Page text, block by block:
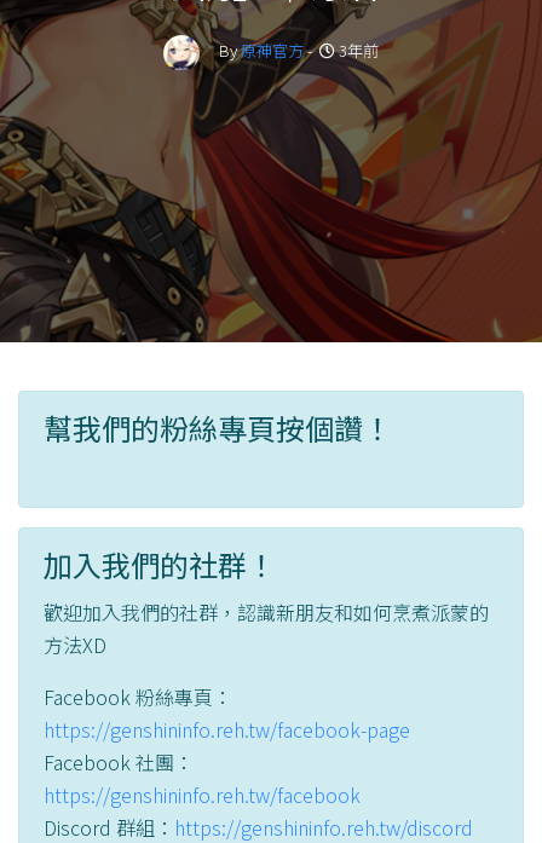
By原神官方- 3年前
幫我們的粉絲專頁按個讚！
加入我們的社群！
歡迎加入我們的社群，認識新朋友和如何烹煮派蒙的
方法XD
Facebook 粉絲專頁：
https://genshininfo.reh.tw/facebook-page
Facebook 社團：
https://genshininfo.reh.tw/facebook
Discord 群組： https://genshininfo.reh.tw/discord